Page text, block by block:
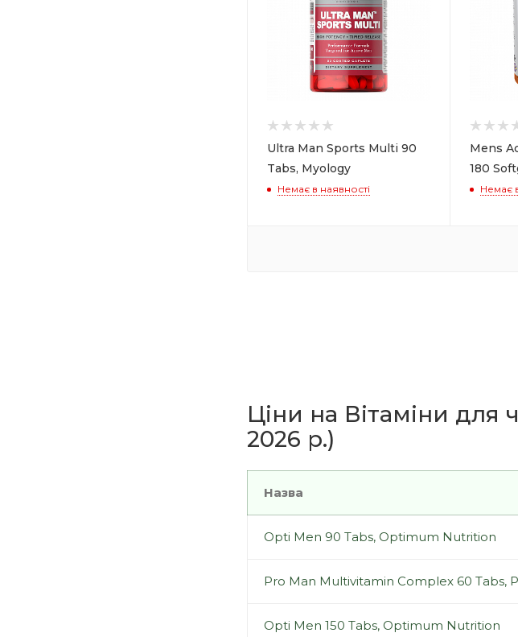
Ultra Man Sports Multi 90
Tabs, Myology
Немає в наявності
Mens
180
Немає
Ціни на Вітаміни для
2026 р.)
Назва
Opti Men 90 Tabs, Optimum Nutrition
Pro Man Multivitamin Complex 60 Tabs,
Opti Men 150 Tabs, Optimum Nutrition